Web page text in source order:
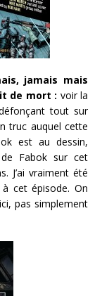
jamais mais
de mort : voir la
tout sur
truc auquel cette
est au dessin,
Fabok sur cet
J’ai vraiment été
cet épisode. On
pas simplement